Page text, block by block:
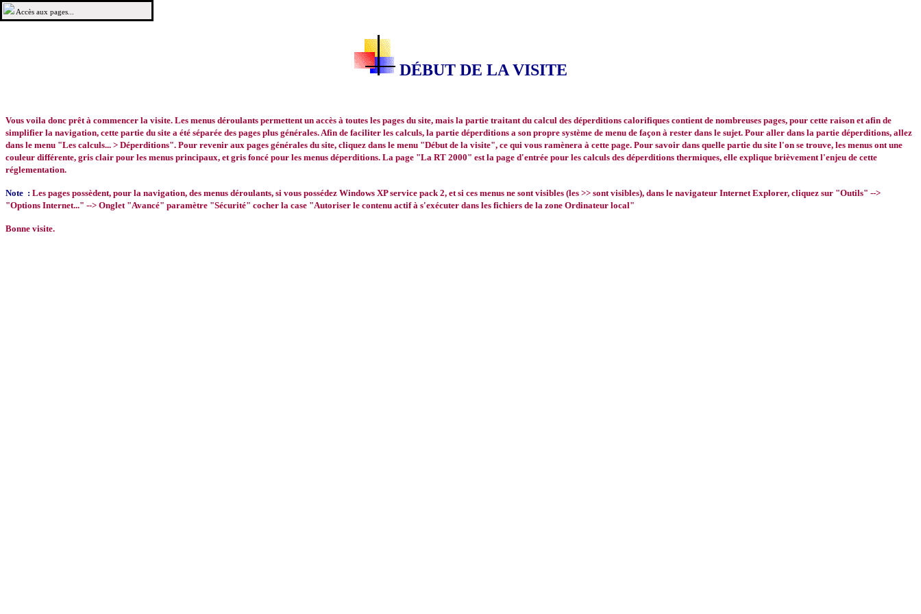
Accès aux pages...
DÉBUT DE LA VISITE
Vous voila donc prêt à commencer la visite. Les menus déroulants permettent un accès à toutes les pages du site, mais la partie traitant du calcul des déperditions calorifiques contient de nombreuses pages, pour cette raison et afin de
simplifier la navigation, cette partie du site a été séparée des pages plus générales. Afin de faciliter les calculs, la partie déperditions a son propre système de menu de façon à rester dans le sujet. Pour aller dans la partie déperditions, allez
dans le menu "Les calculs... > Déperditions". Pour revenir aux pages générales du site, cliquez dans le menu "Début de la visite", ce qui vous ramènera à cette page. Pour savoir dans quelle partie du site l'on se trouve, les menus ont une
couleur différente, gris clair pour les menus principaux, et gris foncé pour les menus déperditions. La page "La RT 2000" est la page d'entrée pour les calculs des déperditions thermiques, elle explique brièvement l'enjeu de cette
réglementation.
Note : Les pages possèdent, pour la navigation, des menus déroulants, si vous possédez Windows XP service pack 2, et si ces menus ne sont visibles (les >> sont visibles), dans le navigateur Internet Explorer, cliquez sur "Outils" -->
"Options Internet..." --> Onglet "Avancé" paramètre "Sécurité" cocher la case "Autoriser le contenu actif à s'exécuter dans les fichiers de la zone Ordinateur local"
Bonne visite.